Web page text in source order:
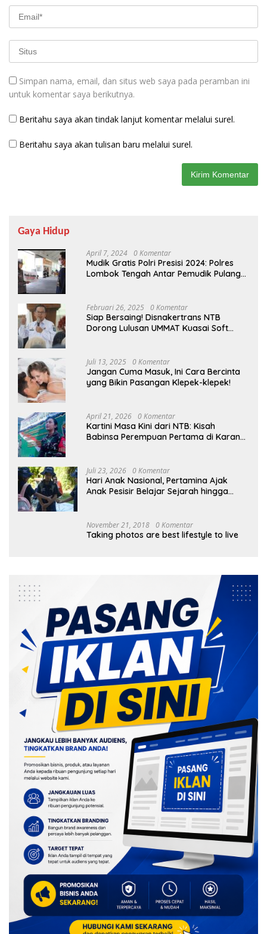
Simpan nama, email, dan situs web saya pada peramban ini
untuk komentar saya berikutnya.
Beritahu saya akan tindak lanjut komentar melalui surel.
Beritahu saya akan tulisan baru melalui surel.
Gaya Hidup
April 7, 2024 0 Komentar
Mudik Gratis Polri Presisi 2024: Polres
Lombok Tengah Antar Pemudik Pulang
Februari 26, 2025 0 Komentar
Siap Bersaing! Disnakertrans NTB
Dorong Lulusan UMMAT Kuasai Soft
Juli 13, 2025 0 Komentar
Jangan Cuma Masuk, Ini Cara Bercinta
yang Bikin Pasangan Klepek-klepek!
April 21, 2026 0 Komentar
Kartini Masa Kini dari NTB: Kisah
Babinsa Perempuan Pertama di Karang
Juli 23, 2026 0 Komentar
Hari Anak Nasional, Pertamina Ajak
Anak Pesisir Belajar Sejarah hingga
November 21, 2018 0 Komentar
Taking photos are best lifestyle to live